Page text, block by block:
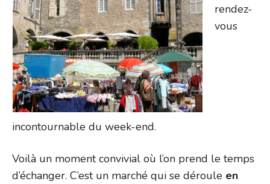
rendez-
vous
incontournable du week-end.
Voilà un moment convivial où l’on prend le temps
d’échanger. C’est un marché qui se déroule en